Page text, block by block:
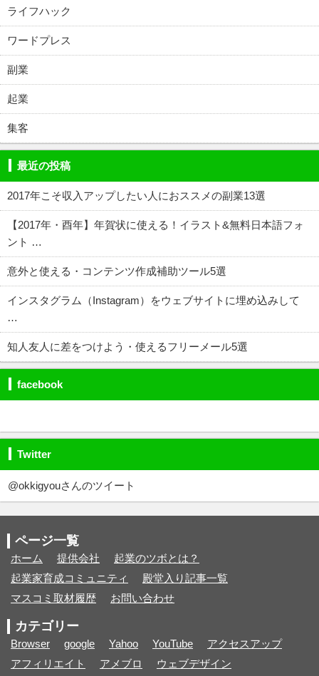
ライフハック
ワードプレス
副業
起業
集客
最近の投稿
2017年こそ収入アップしたい人におススメの副業13選
【2017年・酉年】年賀状に使える！イラスト&無料日本語フォ
ント …
意外と使える・コンテンツ作成補助ツール5選
インスタグラム（Instagram）をウェブサイトに埋め込みして
…
知人友人に差をつけよう・使えるフリーメール5選
facebook
Twitter
@okkigyouさんのツイート
ページ一覧
ホーム 提供会社
起業のツボとは？
起業家育成コミュニティ
殿堂入り記事一覧
マスコミ取材履歴
お問い合わせ
カテゴリー
Browser google Yahoo YouTube
アクセスアップ
アフィリエイト
アメブロ ウェブデザイン